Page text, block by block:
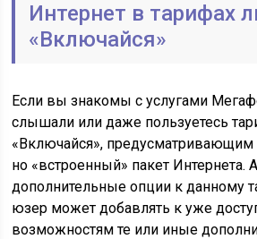
Интернет в тарифах
«Включайся»
Если вы знакомы с услугами
слышали или даже пользуетесь
«Включайся», предусматривающим
но «встроенный» пакет Интернета.
дополнительные опции к данному
юзер может добавлять к уже
возможностям те или иные